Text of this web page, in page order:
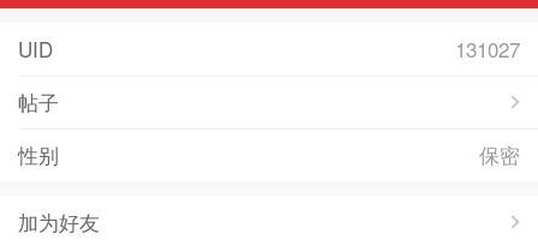
UID
131027
帖子
性别
保密
加为好友